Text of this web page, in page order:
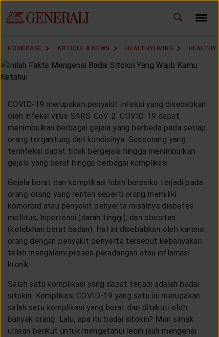
HOMEPAGE ARTICLE & NEWS HEALTHYLIVING
COVID-19 merupakan penyakit infeksi yang disebabkan
oleh infeksi virus SARS-CoV-2. COVID-19 dapat
menimbulkan berbagai gejala yang berbeda pada setiap
orang tergantung dari kondisinya. Seseorang yang
terinfeksi dapat tidak bergejala hingga menimbulkan
gejala yang berat hingga berbagai komplikasi.
Gejala berat dan komplikasi lebih beresiko terjadi pada
orang-orang yang rentan seperti orang memiliki
komorbid atau penyakit penyerta misalnya diabetes
mellitus, hipertensi (darah tinggi), dan obesitas
(kelebihan berat badan). Hal ini disebabkan oleh karena
orang dengan penyakit penyerta tersebut kebanyakan
telah mengalami proses peradangan atau inflamasi
kronik
Salah satu komplikasi yang dapat terjadi adalah badai
sitokin. Komplikasi COVID-19 yang satu ini merupakan
salah satu komplikasi yang berat dan ditakuti oleh
banyak orang. Lalu, apa itu badai sitokin? Mari simak
ulasan berikut untuk mengetahui lebih jauh mengenai
CHANGE LANGUAGE ID EN
MARKETING OFFICE
INSURANCE DICTIONARY
OUR SOLUTION
CUSTOMER SERVICE
ARTICLE & NEWS
ABOUT GENERALI
EVENTS